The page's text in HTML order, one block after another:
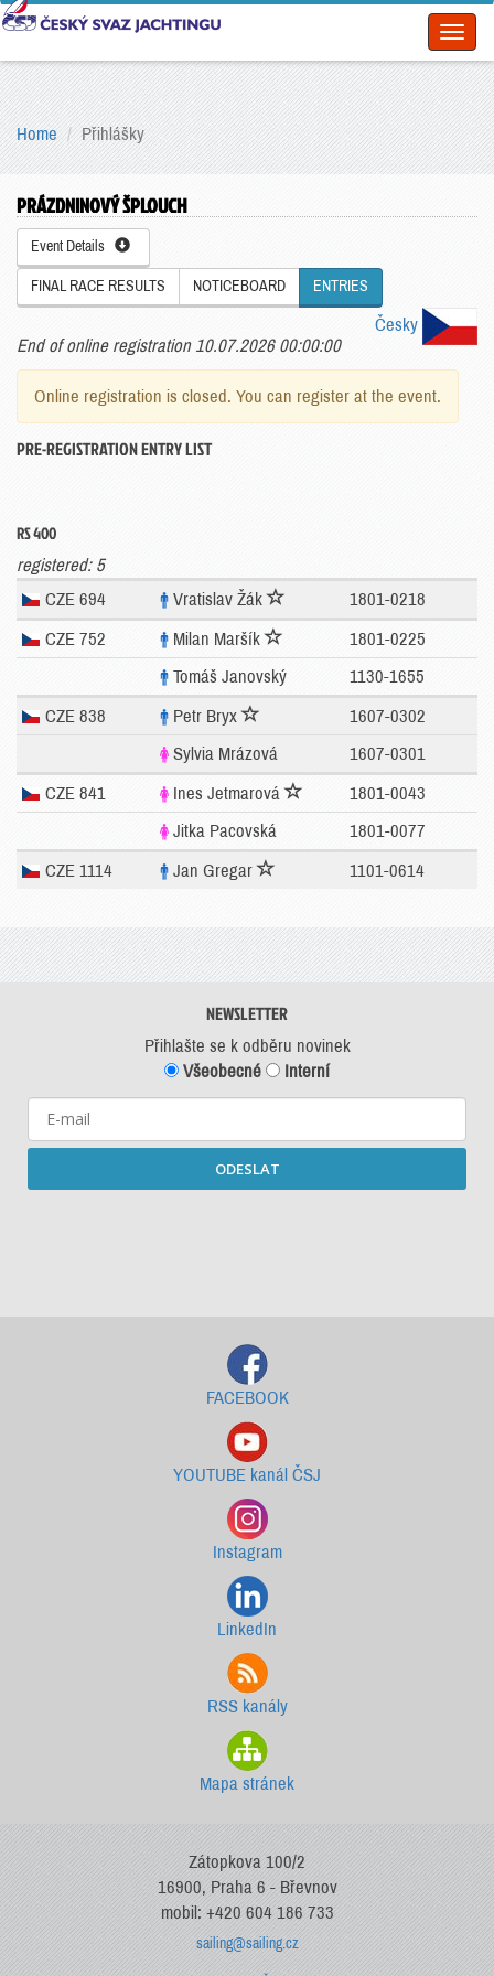
Home Přihlášky
PRÁZDNINOVÝ ŠPLOUCH
Event Details
FINAL RACE RESULTS NOTICEBOARD ENTRIES
Česky
End of online registration 10.07.2026 00:00:00
Online registration is closed. You can register at the event.
PRE-REGISTRATION ENTRY LIST
RS 400
registered: 5
CZE 694
Vratislav Žák 1801-0218
CZE 752 Milan Maršík
1801-0225
Tomáš Janovský
1130-1655
CZE 838 Petr Bryx
1607-0302
Sylvia Mrázová
1607-0301
CZE 841 Ines Jetmarová
1801-0043
Jitka Pacovská
1801-0077
CZE 1114 Jan Gregar 1101-0614
NEWSLETTER
Přihlašte se k odběru novinek
Všeobecné
Interní
ODESLAT
FACEBOOK
YOUTUBE kanál ČSJ
Instagram
LinkedIn
RSS kanály
Mapa stránek
Zátopkova 100/2
16900, Praha 6 - Břevnov
mobil: +420 604 186 733
sailing@sailing.cz